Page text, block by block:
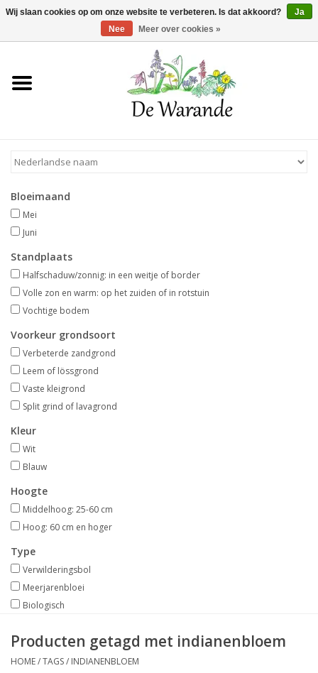
Winkelwagen >0 Artikelen - €0,00
Home
Voorjaarsbloeiers
Zomerbloeiers
Herfstbloeiers
Schaduwplanten
Aanbiedingen
Bodemverbetering
Overige producten
Advies
Onze tuinen!
Sterke Bollen Dagen
Nieuws
Bloeimaand
Mei
Juni
Standplaats
Halfschaduw/zonnig: in een weitje of border
Volle zon en warm: op het zuiden of in rotstuin
Vochtige bodem
Voorkeur grondsoort
Verbeterde zandgrond
Leem of lössgrond
Vaste kleigrond
Split grind of lavagrond
Kleur
Wit
Blauw
Hoogte
Middelhoog: 25-60 cm
Hoog: 60 cm en hoger
Type
Verwilderingsbol
Meerjarenbloei
Biologisch
Producten getagd met indianenbloem
HOME/TAGS/ INDIANENBLOEM
Wij slaan cookies op om onze website te verbeteren. Is dat akkoord?
Ja
Nee
Meer over cookies »